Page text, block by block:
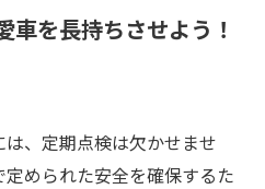
車を長持ちさせよう！
、定期点検は欠かせませ
められた安全を確保するた